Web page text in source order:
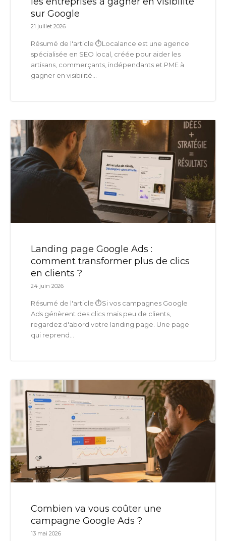
sur Google
21 juillet 2026
Résumé de l'article ⏱️Localance est une agence
spécialisée en SEO local, créée pour aider les
artisans, commerçants, indépendants et PME à
gagner en visibilité...
Landing page Google Ads :
comment transformer plus de clics
en clients ?
24 juin 2026
Résumé de l'article ⏱️Si vos campagnes Google
Ads génèrent des clics mais peu de clients,
regardez d'abord votre landing page. Une page
qui reprend...
Combien va vous coûter une
campagne Google Ads ?
13 mai 2026